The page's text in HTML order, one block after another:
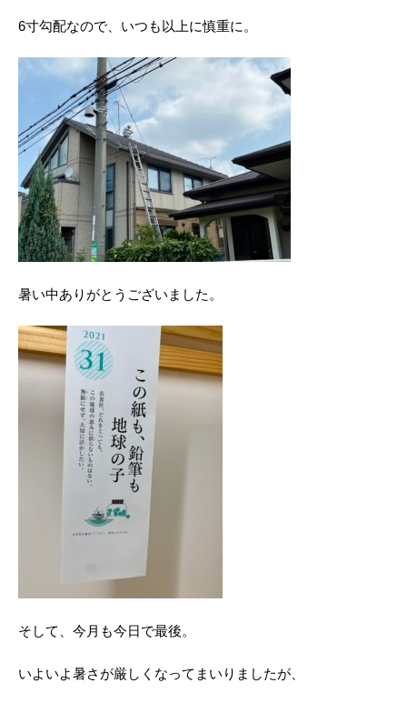
6寸勾配なので、いつも以上に慎重に。
暑い中ありがとうございました。
そして、今月も今日で最後。
いよいよ暑さが厳しくなってまいりましたが、